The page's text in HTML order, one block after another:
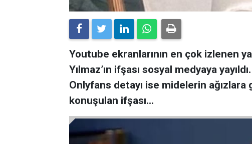
Youtube ekranlarının en çok izlenen
Yılmaz’ın ifşası sosyal medyaya
Onlyfans detayı ise midelerin ağızlara
konuşulan ifşası…